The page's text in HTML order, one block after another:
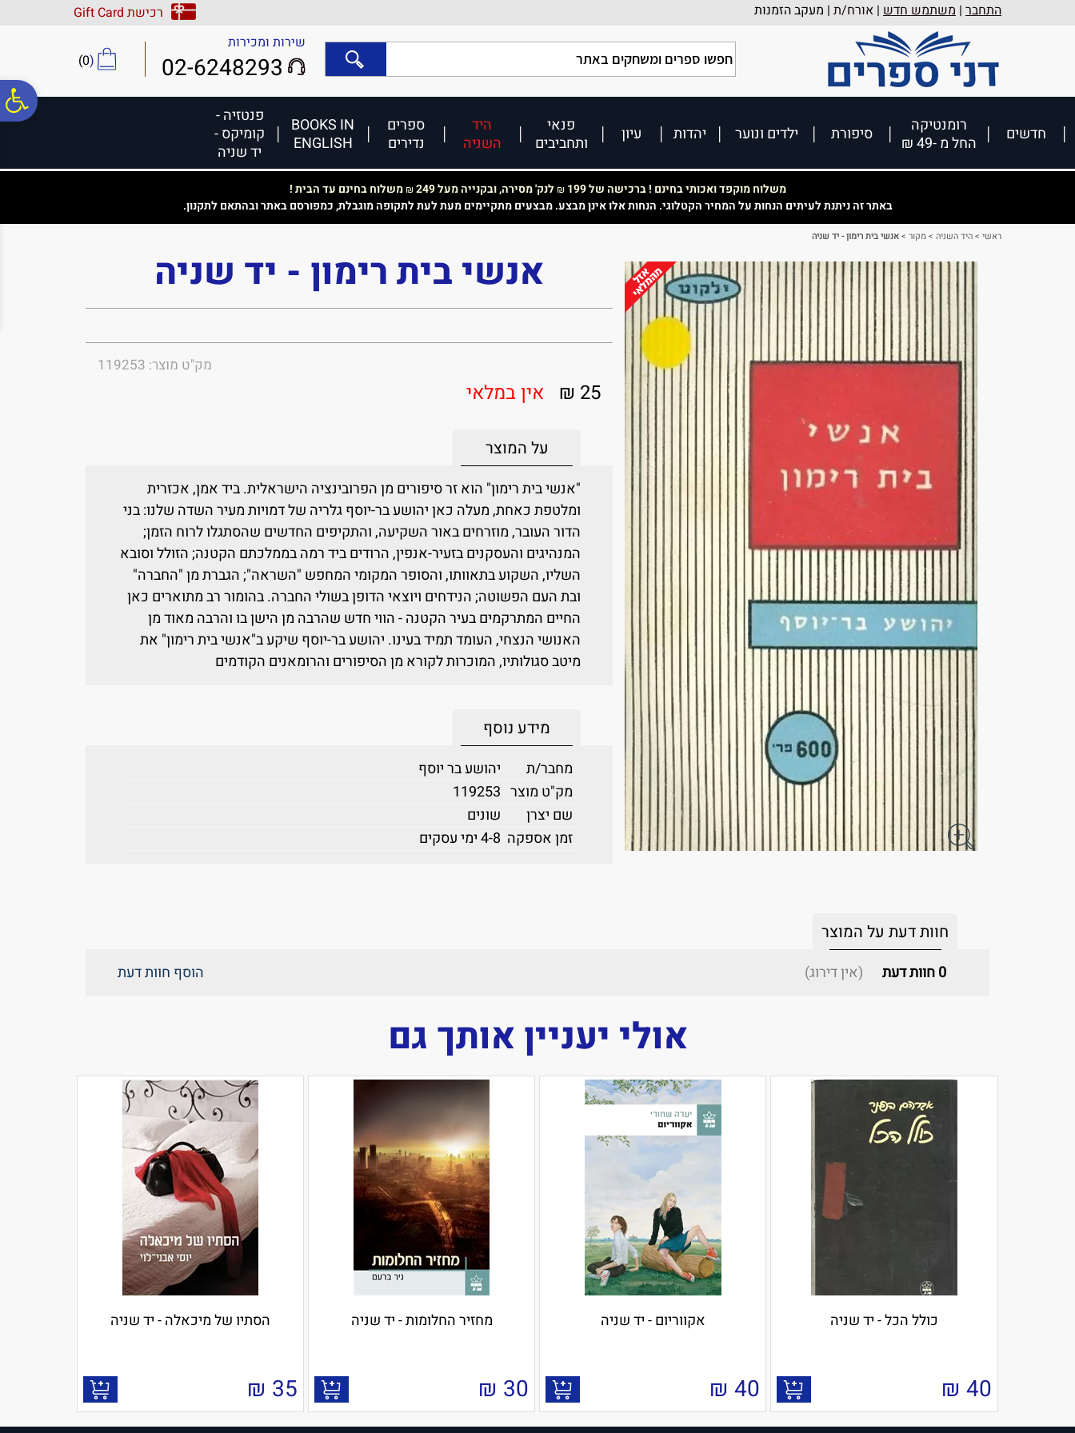
נגישות
אתר
המרכזי
התחבר | משתמש חדש | אורח/ת | מעקב הזמנות
רכישת Gift Card
שירות ומכירות
02-6248293
(
0
)
חדשים
רומנטיקה
החל מ -49 ₪
סיפורת ילדים ונוער יהדות עיון
פנאי
ותחביבים
היד
השניה
ספרים
נדירים
BOOKS IN
ENGLISH
פנטזיה -
קומיקס -
יד שניה
משלוח מוקפד ואכותי בחינם ! ברכישה של 199 ₪ לנק' מסירה, ובקנייה מעל 249 ₪משלוח בחינם עד הבית !
באתר זה ניתנת לעיתים הנחות על המחיר הקטלוגי. הנחות אלו אינן מבצע. מבצעים מתקיימים מעת לעת לתקופה מוגבלת, כמפורסם באתר ובהתאם לתקנון.
ראשי >היד השניה >מקור >אנשי בית רימון - יד שניה
אנשי בית רימון - יד שניה
מק"ט מוצר: 119253
25 ₪ אין במלאי
על המוצר
"אנשי בית רימון" הוא זר סיפורים מן הפרובינציה הישראלית. ביד אמן, אכזרית
ומלטפת כאחת, מעלה כאן יהושע בר-יוסף גלריה של דמויות מעיר השדה שלנו: בני
הדור העובר, מוזרחים באור השקיעה, והתקיפים החדשים שהסתגלו לרוח הזמן;
המנהיגים והעסקנים בזעיר-אנפין, הרודים ביד רמה בממלכתם הקטנה; הזולל וסובא
השליו, השקוע בתאוותו, והסופר המקומי המחפש "השראה"; הגברת מן "החברה"
ובת העם הפשוטה; הנידחים ויוצאי הדופן בשולי החברה. בהומור רב מתוארים כאן
החיים המתרקמים בעיר הקטנה - הווי חדש שהרבה מן הישן בו והרבה מאוד מן
האנושי הנצחי, העומד תמיד בעינו. יהושע בר-יוסף שיקע ב"אנשי בית רימון" את
מיטב סגולותיו, המוכרות לקורא מן הסיפורים והרומאנים הקודמים
מידע נוסף
מחבר/ת
יהושע בר יוסף
מק"ט מוצר 119253
שם יצרן
שונים
זמן אספקה 4-8 ימי עסקים
חוות דעת על המוצר
0חוות דעת (אין דירוג) הוסף חוות דעת
אולי יעניין אותך גם
כולל הכל - יד שניה
40
₪
אקווריום - יד שניה
40
₪
מחזיר החלומות - יד שניה
30
₪
הסתיו של מיכאלה - יד שניה
35
₪